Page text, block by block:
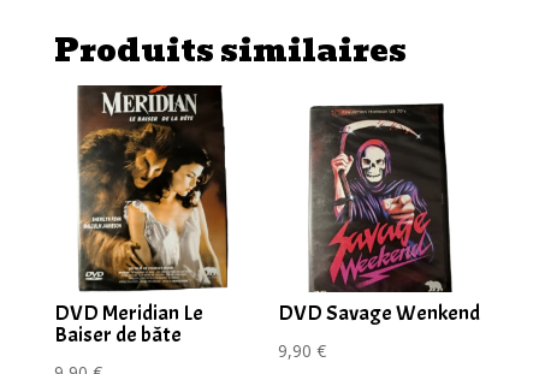
Disc
Gladiateur
Produits similaires
DVD Meridian Le
Baiser de bâte
DVD Savage Wenkend
9,90€